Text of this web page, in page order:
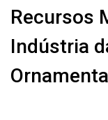
Recursos
Indústria